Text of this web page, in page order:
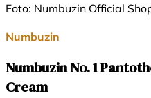
Foto: Numbuzin Official
Numbuzin
Numbuzin No. 1
Cream